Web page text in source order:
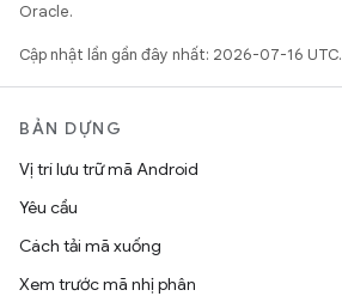
Oracle.
Cập nhật lần gần đây nhất: 2026-07-16 UTC.
BẢN DỰNG
Vị trí lưu trữ mã Android
Yêu cầu
Cách tải mã xuống
Xem trước mã nhị phân